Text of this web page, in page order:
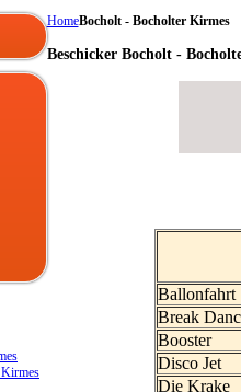
HomeBocholt - Bocholter Kirmes
Beschicker Bocholt -
Ballonfahrt
Break
Booster
Disco Jet
Die Krake
Kirmes